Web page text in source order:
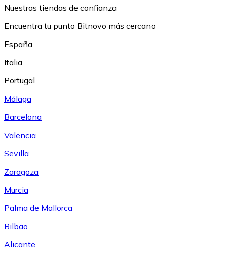
Nuestras tiendas de confianza
Encuentra tu punto Bitnovo más cercano
España
Italia
Portugal
Málaga
Barcelona
Valencia
Sevilla
Zaragoza
Murcia
Palma de Mallorca
Bilbao
Alicante